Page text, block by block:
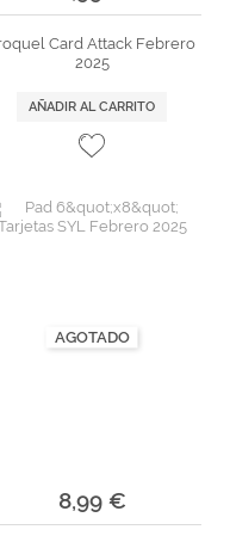
Card Attack Febrero
2025
AÑADIR AL CARRITO
AGOTADO
8,99 €